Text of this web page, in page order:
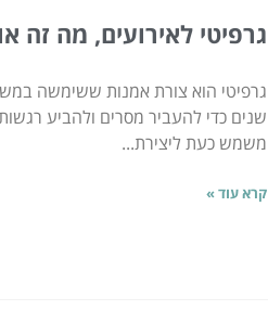
גרפיטי לאירועים, מה זה
גרפיטי הוא צורת אמנות ששימשה
שנים כדי להעביר מסרים ולהביע
משמש כעת ליצירת...
קרא עוד »